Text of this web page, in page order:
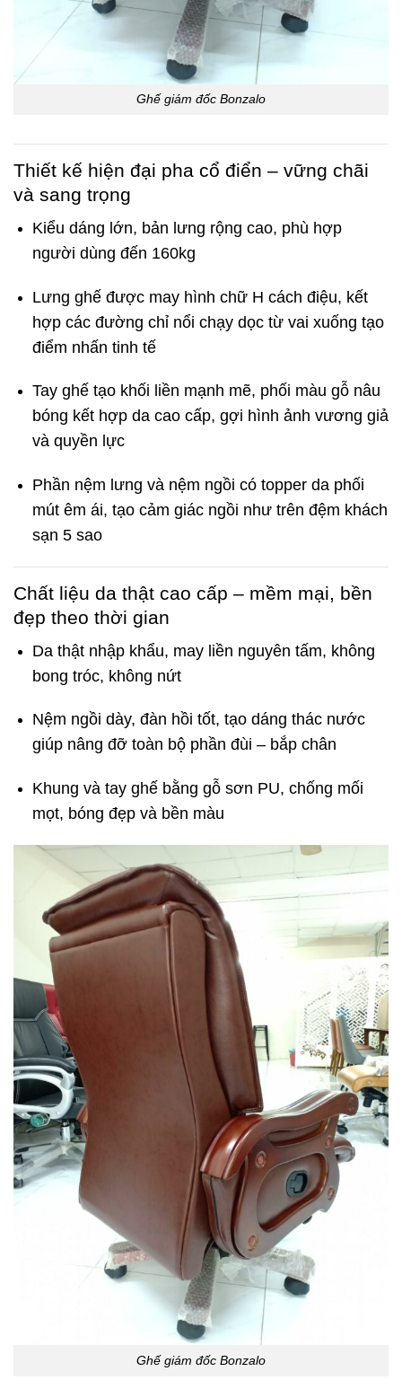
Ghế giám đốc Bonzalo
Thiết kế hiện đại pha cổ điển – vững chãi
và sang trọng
Kiểu dáng lớn, bản lưng rộng cao, phù hợp
người dùng đến 160kg
Lưng ghế được may hình chữ H cách điệu, kết
hợp các đường chỉ nổi chạy dọc từ vai xuống tạo
điểm nhấn tinh tế
Tay ghế tạo khối liền mạnh mẽ, phối màu gỗ nâu
bóng kết hợp da cao cấp, gợi hình ảnh vương giả
và quyền lực
Phần nệm lưng và nệm ngồi có topper da phối
mút êm ái, tạo cảm giác ngồi như trên đệm khách
sạn 5 sao
Chất liệu da thật cao cấp – mềm mại, bền
đẹp theo thời gian
Da thật nhập khẩu, may liền nguyên tấm, không
bong tróc, không nứt
Nệm ngồi dày, đàn hồi tốt, tạo dáng thác nước
giúp nâng đỡ toàn bộ phần đùi – bắp chân
Khung và tay ghế bằng gỗ sơn PU, chống mối
mọt, bóng đẹp và bền màu
Ghế giám đốc Bonzalo